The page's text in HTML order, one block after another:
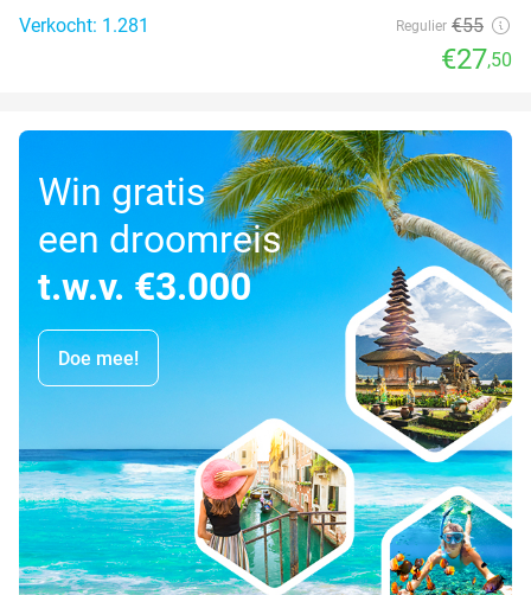
Verkocht: 1.281
Regulier €55
€27,50
Win gratis
een droomreis
t.w.v. €3.000
Doe mee!